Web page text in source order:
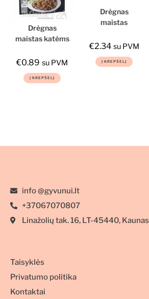
Drėgnas
maistas katėms
kepenimis
CLAUDER’S,
€0.89 su PVM
Į KREPŠELĮ
Drėgnas
maistas
Dr.Clauder‘s
85g
€2.34 su PVM
Į KREPŠELĮ
info @gyvunui.lt
+37067070807
Linažolių tak. 16, LT-45440, Kaunas
Taisyklės
Privatumo politika
Kontaktai